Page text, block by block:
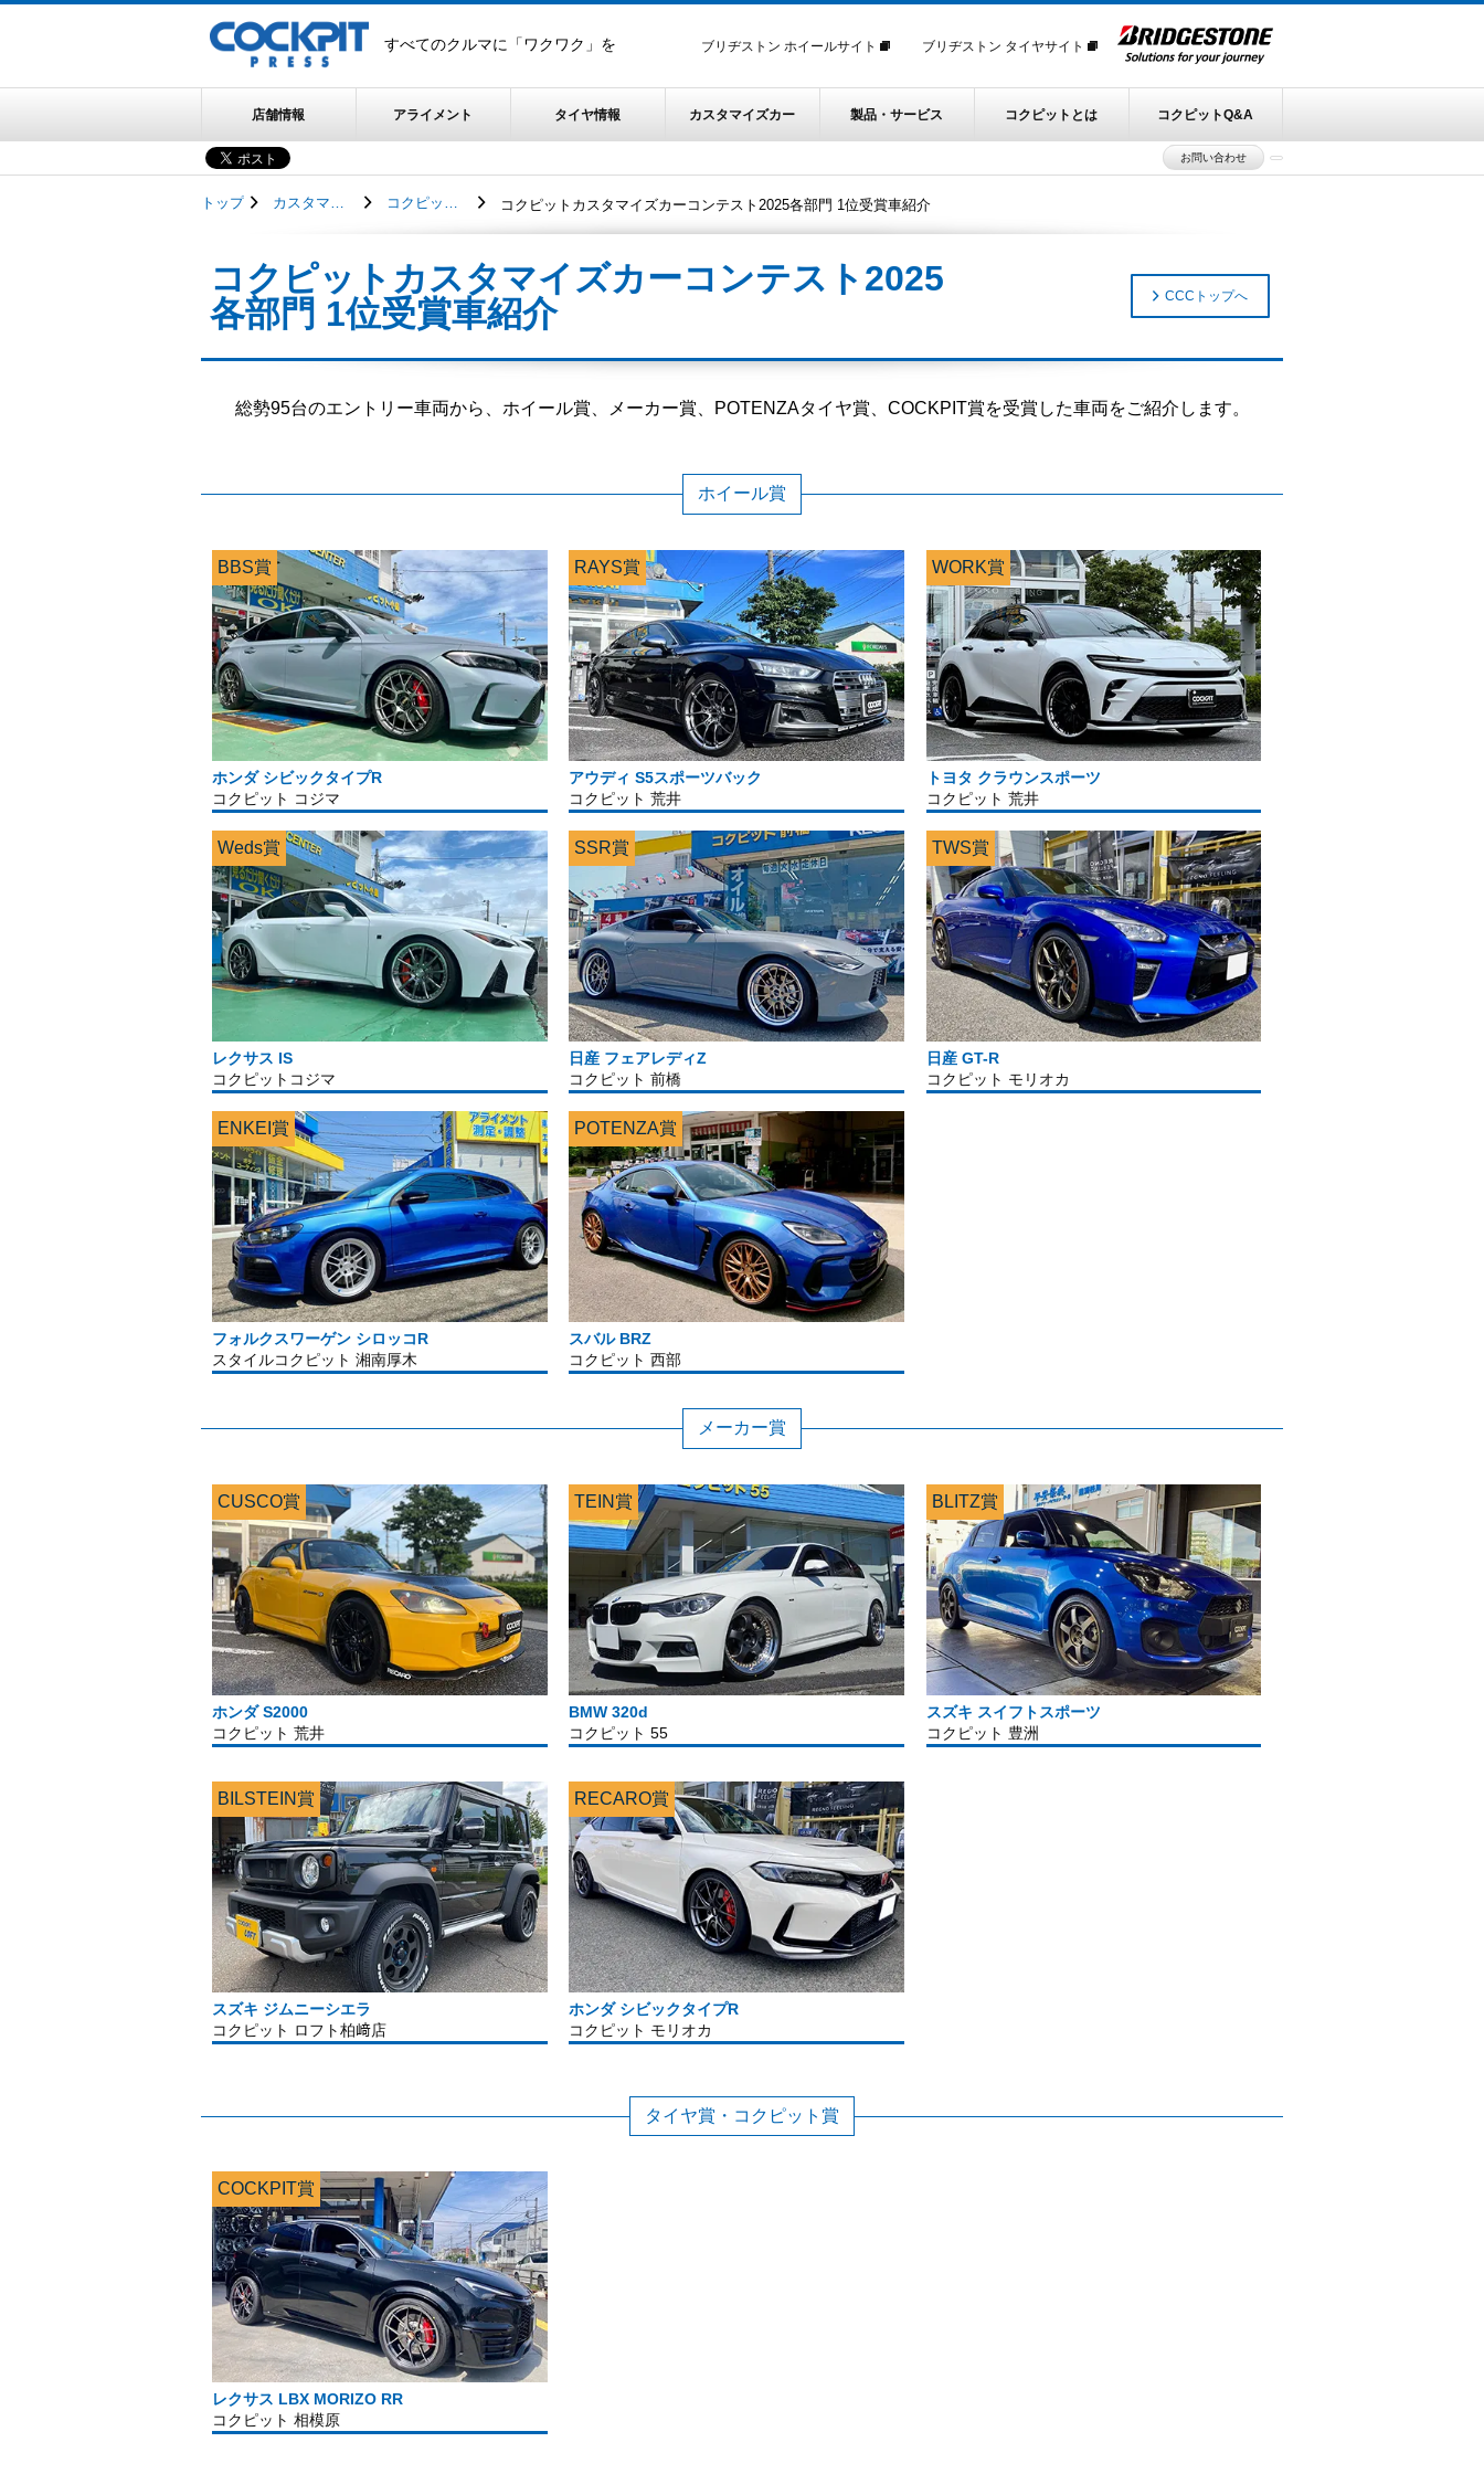
すべてのクルマに「ワクワク」を ブリヂストン ホイールサイト ブリヂストン タイヤサイト
店舗情報 アライメント タイヤ情報 カスタマイズカー 製品・サービス コクピットとは コクピットQ&A
お問い合わせ
トップ カスタマイズカー コクピットカスタマイズカーコンテスト コクピットカスタマイズカーコンテスト2025各部門 1位受賞車紹介
コクピットカスタマイズカーコンテスト2025
各部門 1位受賞車紹介
CCCトップへ
総勢95台のエントリー車両から、ホイール賞、メーカー賞、POTENZAタイヤ賞、COCKPIT賞を受賞した車両をご紹介します。
ホイール賞
BBS賞
ホンダ シビックタイプR
コクピット コジマ
RAYS賞
アウディ S5スポーツバック
コクピット 荒井
WORK賞
トヨタ クラウンスポーツ
コクピット 荒井
Weds賞
レクサス IS
コクピットコジマ
SSR賞
日産 フェアレディZ
コクピット 前橋
TWS賞
日産 GT-R
コクピット モリオカ
ENKEI賞
フォルクスワーゲン シロッコR
スタイルコクピット 湘南厚木
POTENZA賞
スバル BRZ
コクピット 西部
メーカー賞
CUSCO賞
ホンダ S2000
コクピット 荒井
TEIN賞
BMW 320d
コクピット 55
BLITZ賞
スズキ スイフトスポーツ
コクピット 豊洲
BILSTEIN賞
スズキ ジムニーシエラ
コクピット ロフト柏﨑店
RECARO賞
ホンダ シビックタイプR
コクピット モリオカ
タイヤ賞・コクピット賞
COCKPIT賞
レクサス LBX MORIZO RR
コクピット 相模原